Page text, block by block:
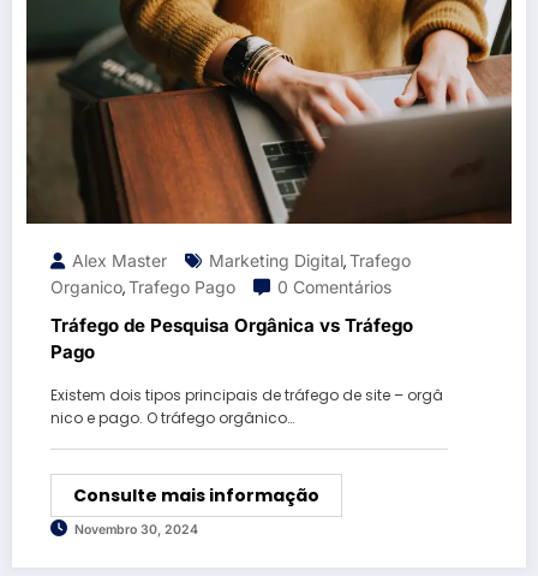
Alex Master Marketing Digital,Trafego
Organico,Trafego Pago 0 Comentários
Tráfego de Pesquisa Orgânica vs Tráfego
Pago
Existem dois tipos principais de tráfego de site – orgâ
nico e pago. O tráfego orgânico…
Consulte mais informação
Novembro 30, 2024